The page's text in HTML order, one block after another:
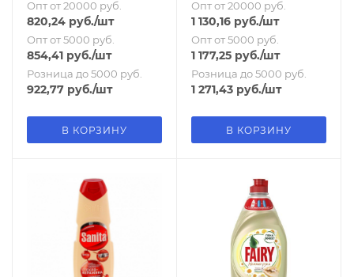
Опт от 20000 руб.
820,24 руб./шт
Опт от 5000 руб.
854,41 руб./шт
Розница до 5000 руб.
922,77 руб./шт
В КОРЗИНУ
Опт от 20000 руб.
1 130,16 руб./шт
Опт от 5000 руб.
1 177,25 руб./шт
Розница до 5000 руб.
1 271,43 руб./шт
В КОРЗИНУ